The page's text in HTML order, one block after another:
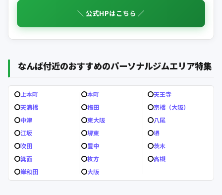
＼ 公式HPはこちら ／
なんば付近のおすすめのパーソナルジムエリア特集
上本町 本町
天王寺
天満橋
梅田
京橋（大阪）
中津
東大阪
八尾
江坂
堺東
堺
吹田
豊中
茨木
箕面
枚方
高槻
岸和田
大阪